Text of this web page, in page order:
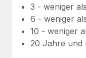
3 - weniger
6 - weniger
10 - weniger
20 Jahre und